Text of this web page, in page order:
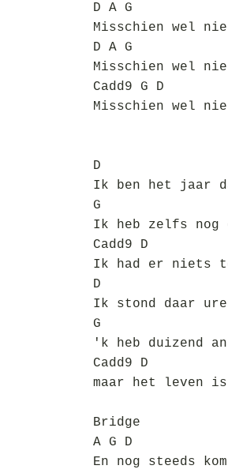
D A G
Misschien wel
D A G
Misschien wel
Cadd9 G D
Misschien wel
D
Ik ben het jaar
G
Ik heb zelfs nog
Cadd9 D
Ik had er niets
D
Ik stond daar
G
'k heb duizend
Cadd9 D
maar het leven
Bridge
A G D
En nog steeds